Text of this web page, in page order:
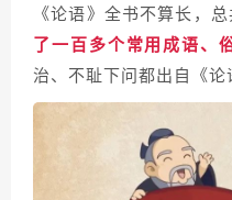
《论语》全书不算长，
了一百多个常用成语、
治、不耻下问都出自《论